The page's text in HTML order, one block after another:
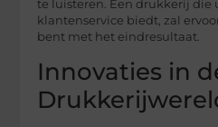
te luisteren. Een drukkerij die
klantenservice biedt, zal
bent met het eindresultaat.
Innovaties in